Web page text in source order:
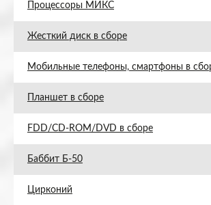
Процессоры МИКС
Жесткий диск в сборе
Мобильные телефоны, смартфоны в
Планшет в сборе
FDD/CD-ROM/DVD в сборе
Баббит Б-50
Цирконий